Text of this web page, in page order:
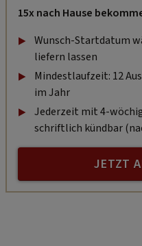
15x nach Hause
Wunsch-Startdatum
liefern lassen
Mindestlaufzeit: 12
im Jahr
Jederzeit mit 4-
schriftlich kündbar
JETZT